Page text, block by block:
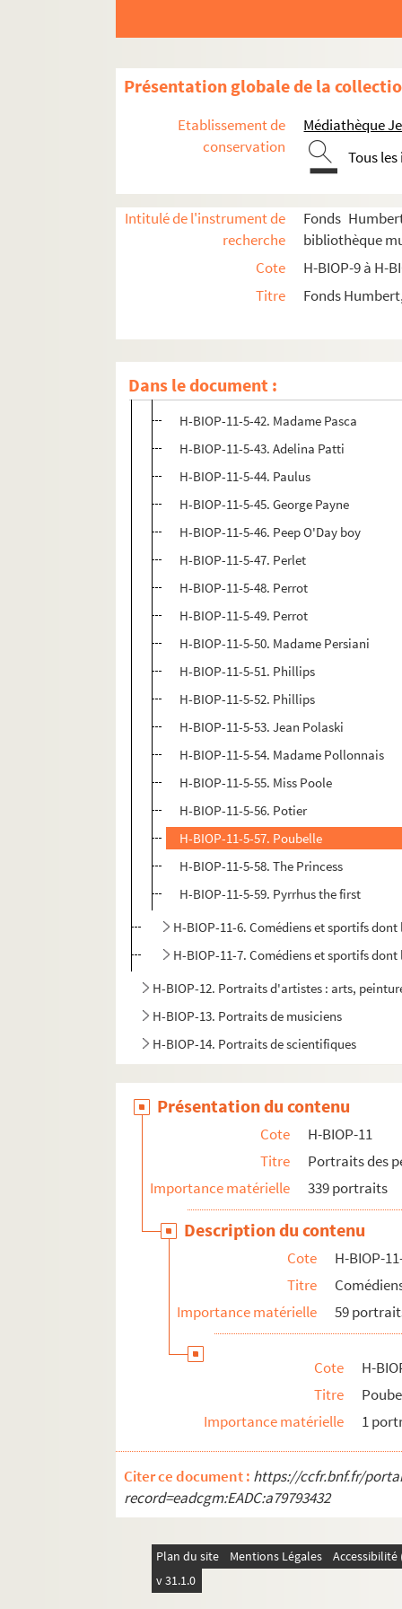
Présentation globale de la
Etablissement de
conservation
Médiathèque
Tous
Intitulé de l'instrument de
recherche
Fonds
bibliothèque
Cote
H-BIOP-9 à H-
Titre
Fonds
Dans le document :
H-BIOP-11-5-30. Paul Mounet
H-BIOP-11-5-32. Mounet Sully
H-BIOP-11-5-34. Newminster
H-BIOP-11-5-35. Nisbett
H-BIOP-11-5-39. Orlando
H-BIOP-11-5-40. Parodi
H-BIOP-11-5-41. Pardini
H-BIOP-11-5-42. Madame Pasca
H-BIOP-11-5-43. Adelina Patti
H-BIOP-11-5-44. Paulus
H-BIOP-11-5-45. George Payne
H-BIOP-11-5-46. Peep O'Day boy
H-BIOP-11-5-47. Perlet
H-BIOP-11-5-48. Perrot
H-BIOP-11-5-49. Perrot
H-BIOP-11-5-50. Madame Persiani
H-BIOP-11-5-51. Phillips
H-BIOP-11-5-52. Phillips
H-BIOP-11-5-53. Jean Polaski
H-BIOP-11-5-54. Madame Pollonnais
H-BIOP-11-5-55. Miss Poole
H-BIOP-11-5-56. Potier
H-BIOP-11-5-57. Poubelle
H-BIOP-11-5-58. The Princess
H-BIOP-11-5-59. Pyrrhus the first
H-BIOP-11-6. Comédiens et sportifs
H-BIOP-11-7. Comédiens et sportifs
H-BIOP-12. Portraits d'artistes : arts,
H-BIOP-13. Portraits de musiciens
H-BIOP-14. Portraits de scientifiques
Présentation du contenu
Cote
H-BIOP-11
Titre
Portraits des
Importance matérielle
339 portraits
Description du contenu
Cote
H-BIOP-
Titre
Importance matérielle
59
Cote
H-
Titre
Importance matérielle
1
Citer ce document : https://ccfr.bnf.fr/
record=eadcgm:EADC:a79793432
Plan du site Mentions Légales
v 31.1.0